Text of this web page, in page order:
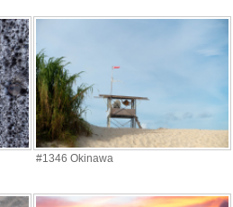
#1346 Okinawa